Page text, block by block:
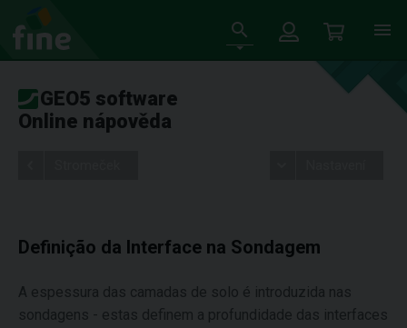
GEO5 software
Online nápověda
Definição da Interface na Sondagem
A espessura das camadas de solo é introduzida nas
sondagens - estas definem a profundidade das interfaces